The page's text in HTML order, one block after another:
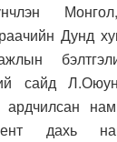
Дунд
сайд
ардчилсан
дахь